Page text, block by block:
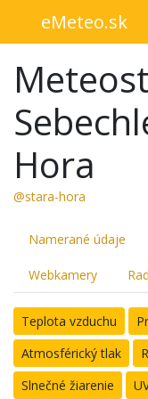
eMeteo.sk
Hora
@stara-hora
Namerané údaje
Webkamery
Teplota vzduchu
Atmosférický tlak
Slnečné žiarenie